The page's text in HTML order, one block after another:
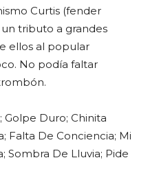
Curtis (fender
tributo a grandes
ellos al popular
No podía faltar
Golpe Duro; Chinita
Falta De Conciencia; Mi
Sombra De Lluvia; Pide